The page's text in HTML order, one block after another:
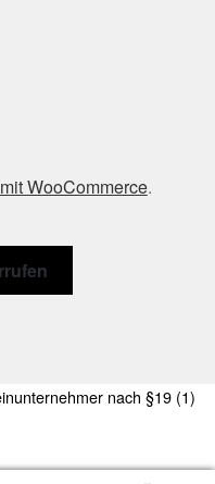
WooCommerce.
nach §19 (1)
dem bisherigen Preis in